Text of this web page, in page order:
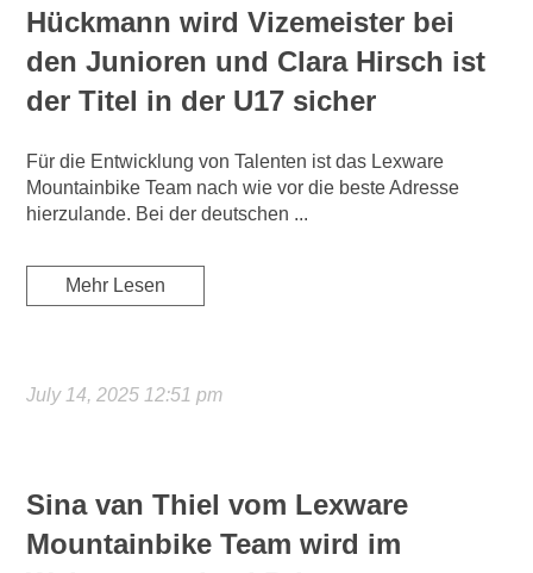
Hückmann wird Vizemeister bei
den Junioren und Clara Hirsch ist
der Titel in der U17 sicher
Für die Entwicklung von Talenten ist das Lexware
Mountainbike Team nach wie vor die beste Adresse
hierzulande. Bei der deutschen ...
Mehr Lesen
July 14, 2025 12:51 pm
Sina van Thiel vom Lexware
Mountainbike Team wird im